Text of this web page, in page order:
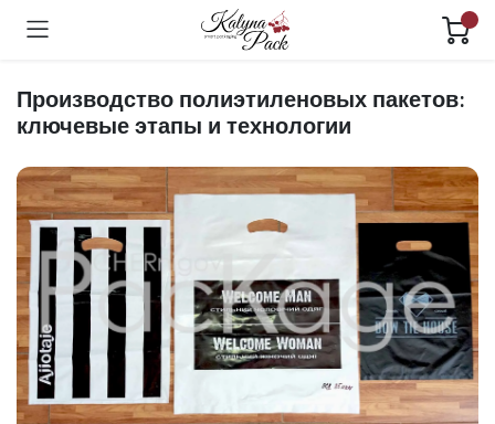
Производство полиэтиленовых пакетов:
ключевые этапы и технологии